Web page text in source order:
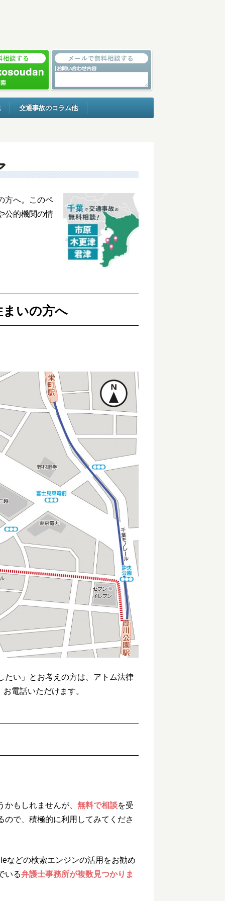
交通事故のコラム他
方へ。このペ
公的機関の情
いの方へ
たい」とお考えの方は、アトム法律
お電話いただけます。
もしれませんが、 無料で相談を受
で、積極的に利用してみてくださ
などの検索エンジンの活用をお勧め
いる弁護士事務所が複数見つかりま